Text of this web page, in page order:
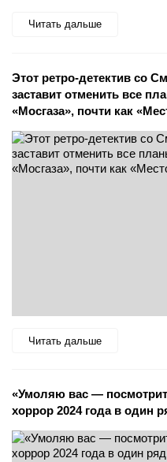
Читать дальше
Этот ретро-детектив со
заставит отменить все
«Мосгаза», почти как
Читать дальше
«Умоляю вас —
хоррор 2024 года в один